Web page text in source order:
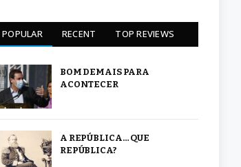
POPULAR RECENT TOP REVIEWS
BOM DEMAIS PARA
ACONTECER
A REPÚBLICA… QUE
REPÚBLICA?